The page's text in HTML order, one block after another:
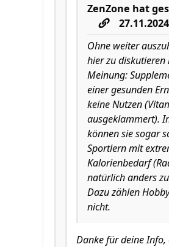
ZenZone hat
Ohne weiter
hier zu diskutieren
Meinung:
einer gesunden
keine Nutzen
ausgeklammert).
können sie sogar
Sportlern mit
Kalorienbedarf
natürlich anders
Dazu zählen
nicht.
Danke für deine